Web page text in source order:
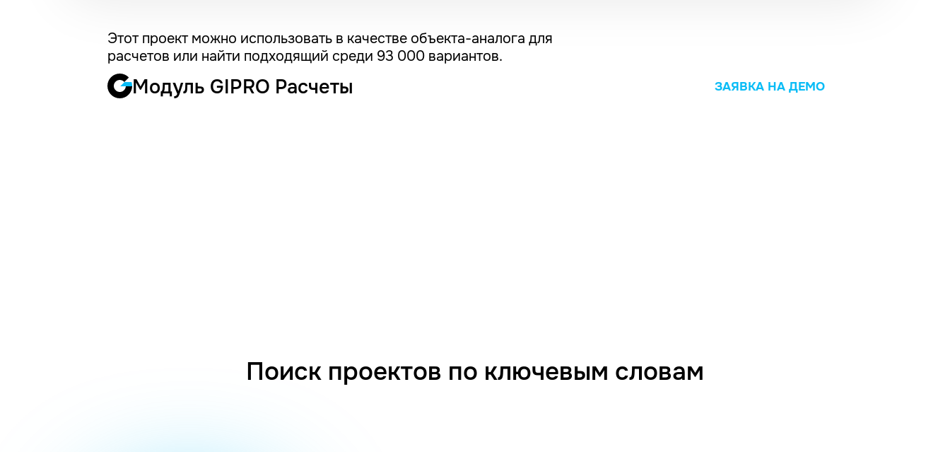
Этот проект можно использовать в качестве объекта-аналога для
расчетов или найти подходящий среди 93 000 вариантов.
Модуль GIPRO Расчеты ЗАЯВКА НА ДЕМО
Поиск проектов по ключевым словам